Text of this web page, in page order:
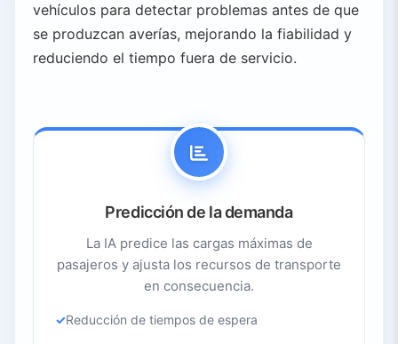
vehículos para detectar problemas antes de que
se produzcan averías, mejorando la fiabilidad y
reduciendo el tiempo fuera de servicio.
Predicción de la demanda
La IA predice las cargas máximas de
pasajeros y ajusta los recursos de transporte
en consecuencia.
Reducción de tiempos de espera